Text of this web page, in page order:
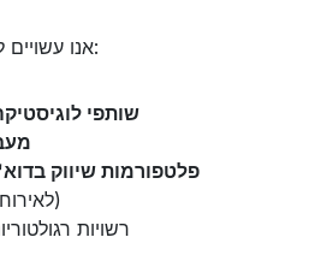
אנו עשויים לשתף את הנתונים שלך עם:
שותפי
פלטפורמות שיווק
(לאירוח ותחזוקה)
רשויות